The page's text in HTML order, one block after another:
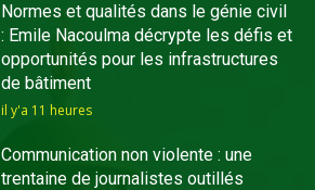
Normes et qualités dans le génie civil
: Emile Nacoulma décrypte les défis et
opportunités pour les infrastructures
de bâtiment
il y'a 11 heures
Communication non violente : une
trentaine de journalistes outillés